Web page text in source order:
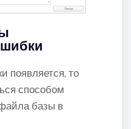
появляется, то
способом
базы в